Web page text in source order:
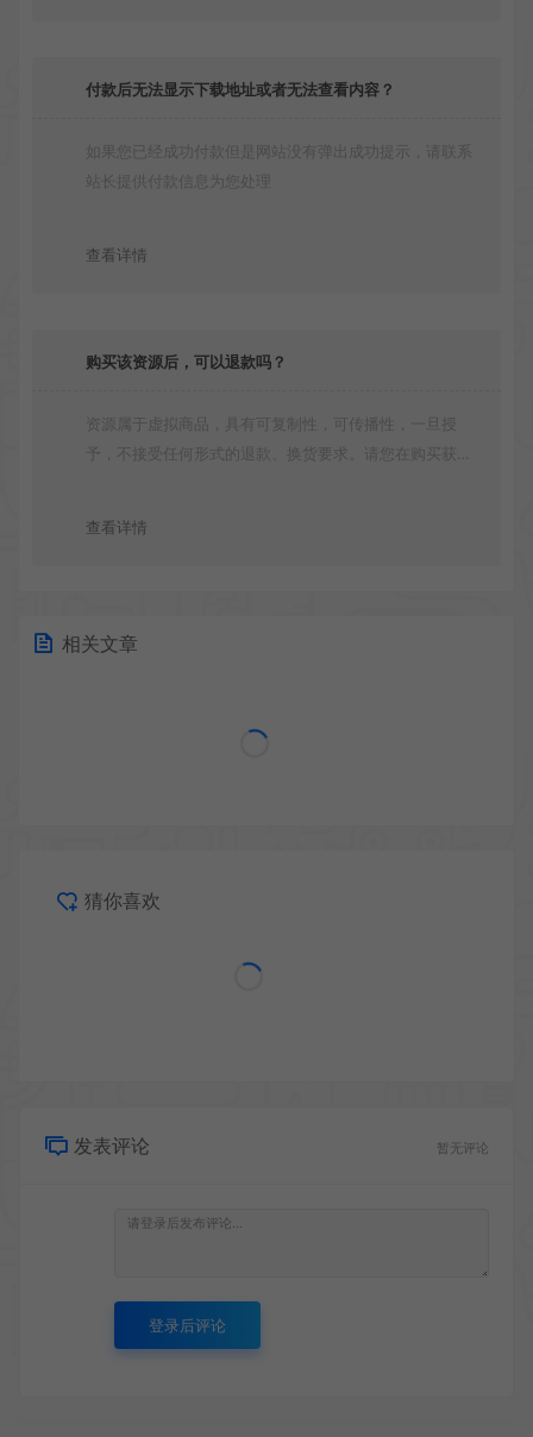
付款后无法显示下载地址或者无法查看内容？
如果您已经成功付款但是网站没有弹出成功提示，请联系
站长提供付款信息为您处理
查看详情
购买该资源后，可以退款吗？
资源属于虚拟商品，具有可复制性，可传播性，一旦授
予，不接受任何形式的退款、换货要求。请您在购买获取
查看详情
相关文章
猜你喜欢
发表评论 暂无评论
登录后评论